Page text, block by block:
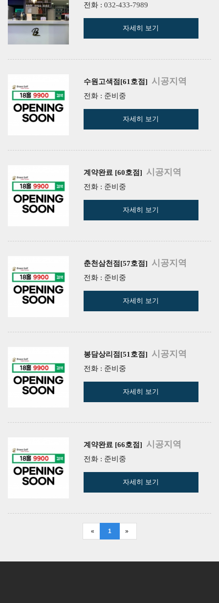
전화 : 032-433-7989
자세히 보기
수원고색점[61호점] 시공지역
전화 : 준비중
자세히 보기
계약완료 [60호점] 시공지역
전화 : 준비중
자세히 보기
춘천삼천점[57호점] 시공지역
전화 : 준비중
자세히 보기
봉담상리점[51호점] 시공지역
전화 : 준비중
자세히 보기
계약완료 [66호점] 시공지역
전화 : 준비중
자세히 보기
« 1 »